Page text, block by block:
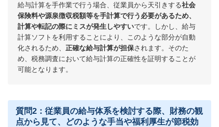
給与計算を手作業で行う場合、従業員から天引きする社会
保険料や源泉徴収税額等を手計算で行う必要があるため、
計算や転記の際にミスが発生しやすいです。しかし、給与
計算ソフトを利用することにより、このような部分が自動
化されるため、 正確な給与計算が担保されます。そのた
め、税務調査において給与計算の正確性を証明することが
可能となります。
質問2：従業員の給与体系を検討する際、財務の観
点から見て、どのような手当や福利厚生が節税効